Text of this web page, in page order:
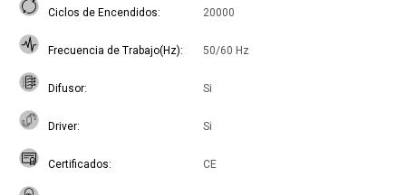
Ciclos de Encendidos 20000
Frecuencia de Trabajo(Hz) 50/60 Hz
Difusor Si
Driver Si
Certificados CE